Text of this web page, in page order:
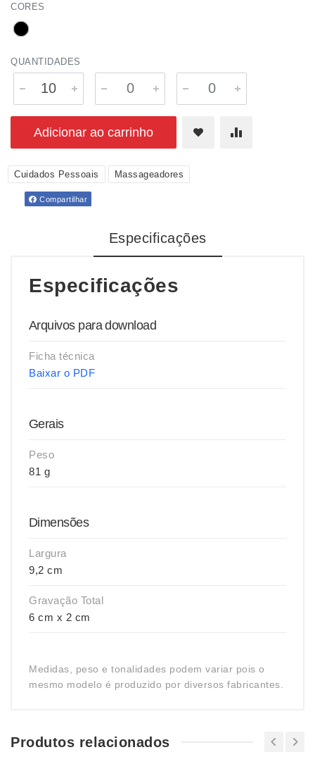
CORES
QUANTIDADES
Adicionar ao carrinho
Cuidados Pessoais Massageadores
Compartilhar
Especificações
Especificações
Arquivos para download
Ficha técnica
Baixar o PDF
Gerais
Peso
81 g
Dimensões
Largura
9,2 cm
Gravação Total
6 cm x 2 cm
Medidas, peso e tonalidades podem variar pois o
mesmo modelo é produzido por diversos fabricantes.
Produtos relacionados